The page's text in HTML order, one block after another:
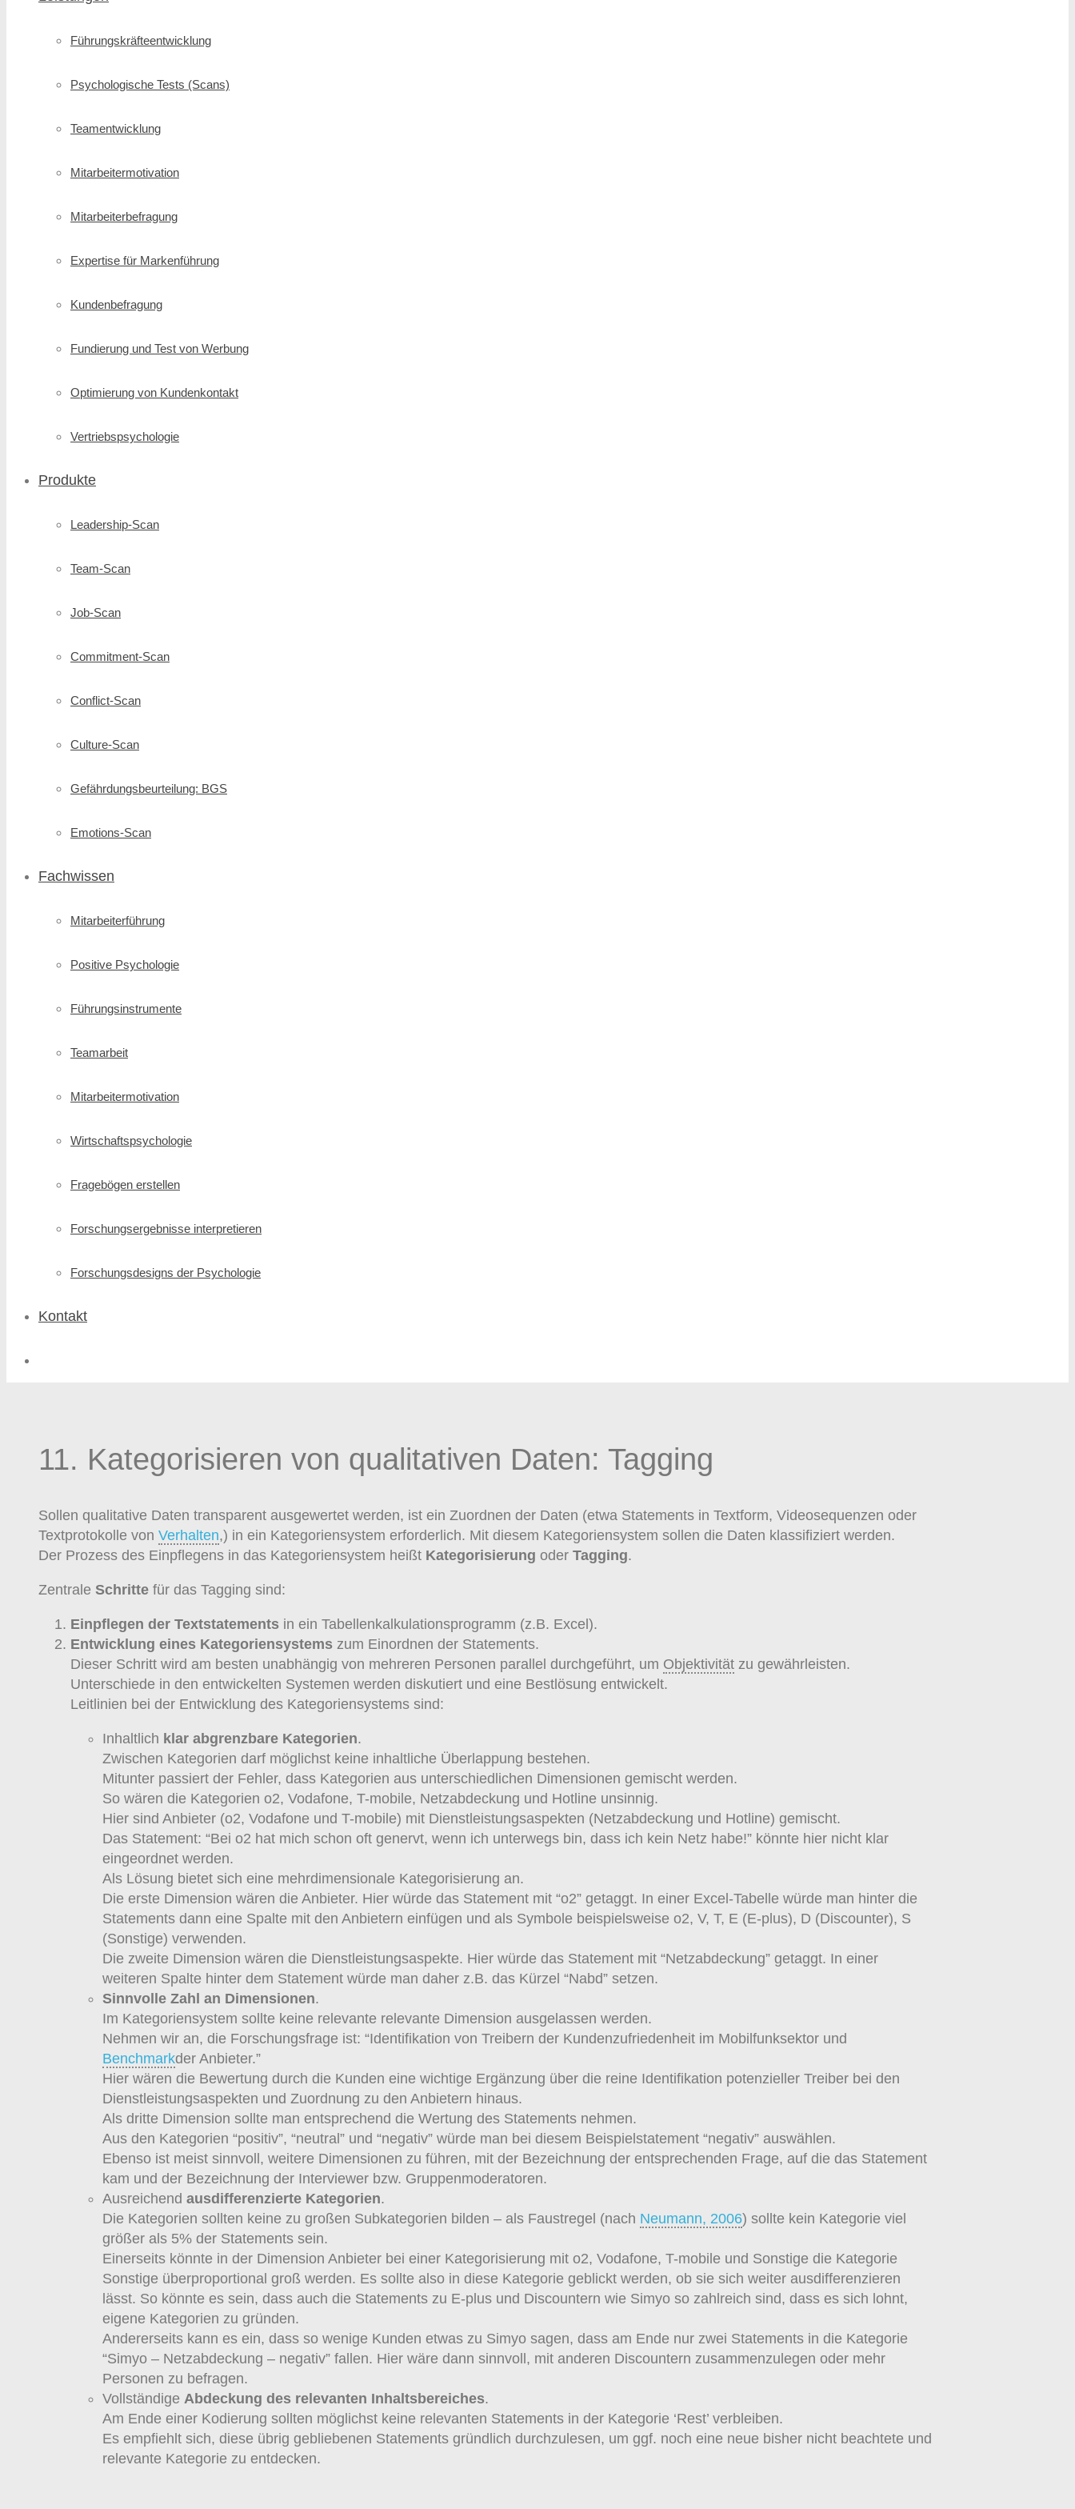
Führungskräfte­entwicklung
Psychologische Tests (Scans)
Teamentwicklung
Mitarbeitermotivation
Mitarbeiterbefragung
Expertise für Markenführung
Kundenbefragung
Fundierung und Test von Werbung
Optimierung von Kundenkontakt
Vertriebspsychologie
Produkte
Leadership-Scan
Team-Scan
Job-Scan
Commitment-Scan
Conflict-Scan
Culture-Scan
Gefährdungsbeurteilung: BGS
Emotions-Scan
Fachwissen
Mitarbeiterführung
Positive Psychologie
Führungsinstrumente
Teamarbeit
Mitarbeitermotivation
Wirtschafts­psychologie
Fragebögen erstellen
Forschungs­ergebnisse interpretieren
Forschungsdesigns der Psychologie
Kontakt
11. Kategorisieren von qualitativen Daten: Tagging
Sollen qualitative Daten transparent ausgewertet werden, ist ein Zuordnen der Daten (etwa Statements in Textform, Videosequenzen oder
Textprotokolle von Verhalten,) in ein Kategoriensystem erforderlich. Mit diesem Kategoriensystem sollen die Daten klassifiziert werden.
Der Prozess des Einpflegens in das Kategoriensystem heißt Kategorisierung oder Tagging.
Zentrale Schritte für das Tagging sind:
Einpflegen der Textstatements in ein Tabellenkalkulationsprogramm (z.B. Excel).
Entwicklung eines Kategoriensystems zum Einordnen der Statements.
Dieser Schritt wird am besten unabhängig von mehreren Personen parallel durchgeführt, um Objektivität zu gewährleisten.
Unterschiede in den entwickelten Systemen werden diskutiert und eine Bestlösung entwickelt.
Leitlinien bei der Entwicklung des Kategoriensystems sind:
Inhaltlich klar abgrenzbare Kategorien.
Zwischen Kategorien darf möglichst keine inhaltliche Überlappung bestehen.
Mitunter passiert der Fehler, dass Kategorien aus unterschiedlichen Dimensionen gemischt werden.
So wären die Kategorien o2, Vodafone, T-mobile, Netzabdeckung und Hotline unsinnig.
Hier sind Anbieter (o2, Vodafone und T-mobile) mit Dienstleistungsaspekten (Netzabdeckung und Hotline) gemischt.
Das Statement: “Bei o2 hat mich schon oft genervt, wenn ich unterwegs bin, dass ich kein Netz habe!” könnte hier nicht klar
eingeordnet werden.
Als Lösung bietet sich eine mehrdimensionale Kategorisierung an.
Die erste Dimension wären die Anbieter. Hier würde das Statement mit “o2” getaggt. In einer Excel-Tabelle würde man hinter die
Statements dann eine Spalte mit den Anbietern einfügen und als Symbole beispielsweise o2, V, T, E (E-plus), D (Discounter), S
(Sonstige) verwenden.
Die zweite Dimension wären die Dienstleistungsaspekte. Hier würde das Statement mit “Netzabdeckung” getaggt. In einer
weiteren Spalte hinter dem Statement würde man daher z.B. das Kürzel “Nabd” setzen.
Sinnvolle Zahl an Dimensionen.
Im Kategoriensystem sollte keine relevante relevante Dimension ausgelassen werden.
Nehmen wir an, die Forschungsfrage ist: “Identifikation von Treibern der Kundenzufriedenheit im Mobilfunksektor und
Benchmarkder Anbieter.”
Hier wären die Bewertung durch die Kunden eine wichtige Ergänzung über die reine Identifikation potenzieller Treiber bei den
Dienstleistungsaspekten und Zuordnung zu den Anbietern hinaus.
Als dritte Dimension sollte man entsprechend die Wertung des Statements nehmen.
Aus den Kategorien “positiv”, “neutral” und “negativ” würde man bei diesem Beispielstatement “negativ” auswählen.
Ebenso ist meist sinnvoll, weitere Dimensionen zu führen, mit der Bezeichnung der entsprechenden Frage, auf die das Statement
kam und der Bezeichnung der Interviewer bzw. Gruppenmoderatoren.
Ausreichend ausdifferenzierte Kategorien.
Die Kategorien sollten keine zu großen Subkategorien bilden – als Faustregel (nach Neumann, 2006) sollte kein Kategorie viel
größer als 5% der Statements sein.
Einerseits könnte in der Dimension Anbieter bei einer Kategorisierung mit o2, Vodafone, T-mobile und Sonstige die Kategorie
Sonstige überproportional groß werden. Es sollte also in diese Kategorie geblickt werden, ob sie sich weiter ausdifferenzieren
lässt. So könnte es sein, dass auch die Statements zu E-plus und Discountern wie Simyo so zahlreich sind, dass es sich lohnt,
eigene Kategorien zu gründen.
Andererseits kann es ein, dass so wenige Kunden etwas zu Simyo sagen, dass am Ende nur zwei Statements in die Kategorie
“Simyo – Netzabdeckung – negativ” fallen. Hier wäre dann sinnvoll, mit anderen Discountern zusammenzulegen oder mehr
Personen zu befragen.
Vollständige Abdeckung des relevanten Inhaltsbereiches.
Am Ende einer Kodierung sollten möglichst keine relevanten Statements in der Kategorie ‘Rest’ verbleiben.
Es empfiehlt sich, diese übrig gebliebenen Statements gründlich durchzulesen, um ggf. noch eine neue bisher nicht beachtete und
relevante Kategorie zu entdecken.